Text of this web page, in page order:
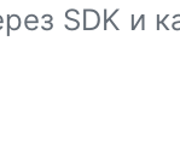
SDK и